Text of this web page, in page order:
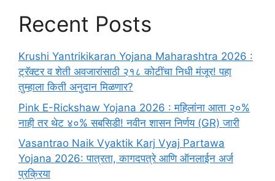
Recent Posts
Krushi Yantrikikaran Yojana Maharashtra 2026 :
ट्रॅक्टर व शेती अवजारांसाठी २१८ कोटींचा निधी मंजूर! पहा
तुम्हाला किती अनुदान मिळणार?
Pink E-Rickshaw Yojana 2026 : महिलांना आता २०%
नाही तर थेट ४०% सबसिडी! नवीन शासन निर्णय (GR) जारी
Vasantrao Naik Vyaktik Karj Vyaj Partawa
Yojana 2026: पात्रता, कागदपत्रे आणि ऑनलाईन अर्ज
प्रक्रिया